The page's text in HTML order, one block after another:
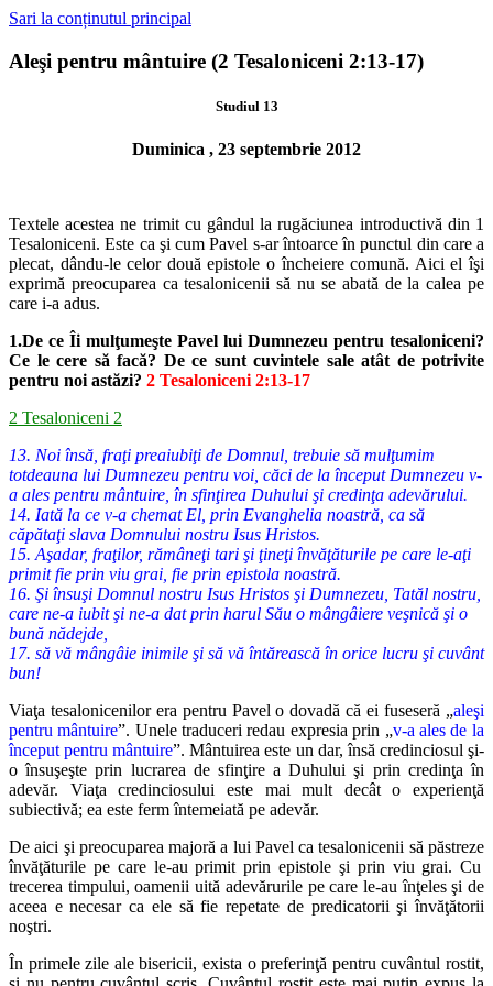
Sari la conținutul principal
Aleşi pentru mântuire (2 Tesaloniceni 2:13-17)
Studiul 13
Duminica , 23 septembrie 2012
Textele acestea ne trimit cu gândul la rugăciunea introductivă din 1
Tesaloniceni. Este ca şi cum Pavel s-ar întoarce în punctul din care a
plecat, dându-le celor două epistole o încheiere comună. Aici el îşi
exprimă preocuparea ca tesalonicenii să nu se abată de la calea pe
care i-a adus.
1.De ce Îi mulţumeşte Pavel lui Dumnezeu pentru tesaloniceni?
Ce le cere să facă? De ce sunt cuvintele sale atât de potrivite
pentru noi astăzi? 2 Tesaloniceni 2:13-17
2 Tesaloniceni 2
13. Noi însă, fraţi preaiubiţi de Domnul, trebuie să mulţumim
totdeauna lui Dumnezeu pentru voi, căci de la început Dumnezeu v-
a ales pentru mântuire, în sfinţirea Duhului şi credinţa adevărului.
14. Iată la ce v-a chemat El, prin Evanghelia noastră, ca să
căpătaţi slava Domnului nostru Isus Hristos.
15. Aşadar, fraţilor, rămâneţi tari şi ţineţi învăţăturile pe care le-aţi
primit fie prin viu grai, fie prin epistola noastră.
16. Şi însuşi Domnul nostru Isus Hristos şi Dumnezeu, Tatăl nostru,
care ne-a iubit şi ne-a dat prin harul Său o mângâiere veşnică şi o
bună nădejde,
17. să vă mângâie inimile şi să vă întărească în orice lucru şi cuvânt
bun!
Viaţa tesalonicenilor era pentru Pavel o dovadă că ei fuseseră „aleşi
pentru mântuire”. Unele traduceri redau expresia prin „v-a ales de la
început pentru mântuire”. Mântuirea este un dar, însă credinciosul şi-
o însuşeşte prin lucrarea de sfinţire a Duhului şi prin credinţa în
adevăr. Viaţa credinciosului este mai mult decât o experienţă
subiectivă; ea este ferm întemeiată pe adevăr.
De aici şi preocuparea majoră a lui Pavel ca tesalonicenii să păstreze
învăţăturile pe care le-au primit prin epistole şi prin viu grai. Cu
trecerea timpului, oamenii uită adevărurile pe care le-au înţeles şi de
aceea e necesar ca ele să fie repetate de predicatorii şi învăţătorii
noştri.
În primele zile ale bisericii, exista o preferinţă pentru cuvântul rostit,